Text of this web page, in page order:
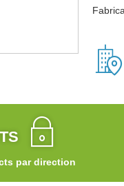
par direction